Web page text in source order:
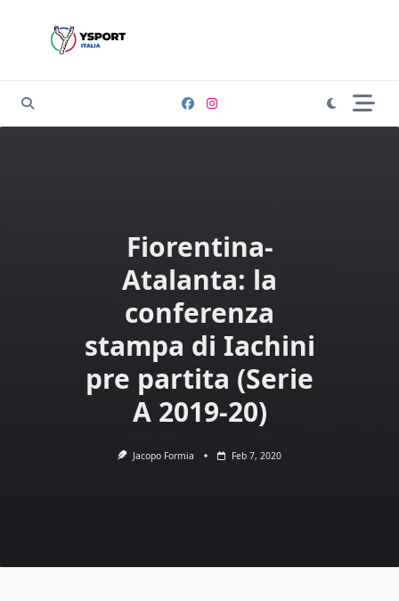
Fiorentina-
Atalanta: la
conferenza
stampa di Iachini
pre partita (Serie
A 2019-20)
Jacopo Formia Feb 7, 2020